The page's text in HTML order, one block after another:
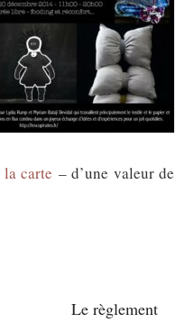
la carte – d’une valeur de
Le règlement